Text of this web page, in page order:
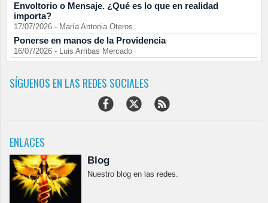
Envoltorio o Mensaje. ¿Qué es lo que en realidad
importa?
17/07/2026 - María Antonia Oteros
Ponerse en manos de la Providencia
16/07/2026 - Luis Arribas Mercado
SÍGUENOS EN LAS REDES SOCIALES
ENLACES
Blog
Nuestro blog en las redes.